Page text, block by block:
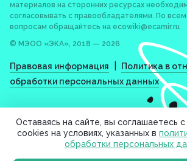
материалов на сторонних ресурсах
согласовывать с правообладателями. По всем
вопросам обращайтесь на ecowiki@ecamir.ru
© МЭОО «ЭКА», 2018 — 2026
Правовая информация
Политика в
обработки персональных данных
Оставаясь на сайте, вы соглашаетесь
cookies на условиях, указанных в
обработки персональных